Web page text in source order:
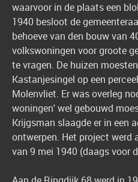
waarvoor in de plaats een
1940 besloot de
behoeve van den bouw van
volkswoningen voor groote
te vragen. De huizen
Kastanjesingel op een
Molenvliet. Er was overleg
woningen' wel gebouwd
Krijgsman slaagde er in een
ontwerpen. Het project werd
van 9 mei 1940 (daags voor